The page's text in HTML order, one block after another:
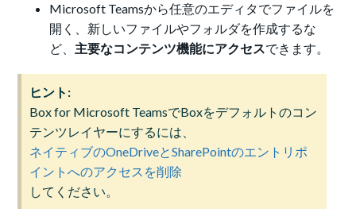
Microsoft Teamsから任意のエディタでファイルを
開く、新しいファイルやフォルダを作成するな
ど、 主要なコンテンツ機能にアクセスできます。
ヒント:
Box for Microsoft TeamsでBoxをデフォルトのコン
テンツレイヤーにするには、
ネイティブのOneDriveとSharePointのエントリポ
イントへのアクセスを削除
してください。